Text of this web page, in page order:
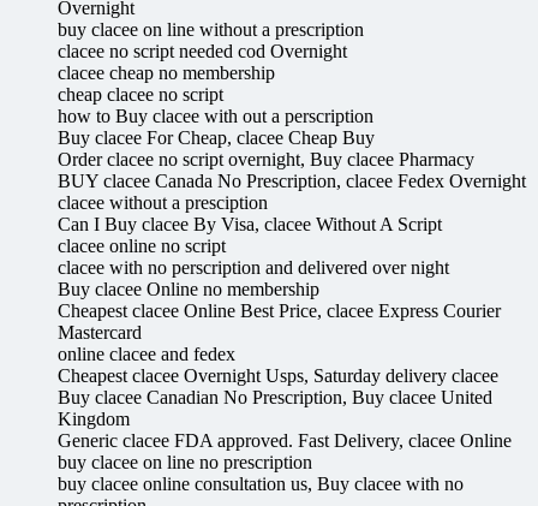
Overnight
buy clacee on line without a prescription
clacee no script needed cod Overnight
clacee cheap no membership
cheap clacee no script
how to Buy clacee with out a perscription
Buy clacee For Cheap, clacee Cheap Buy
Order clacee no script overnight, Buy clacee Pharmacy
BUY clacee Canada No Prescription, clacee Fedex Overnight
clacee without a presciption
Can I Buy clacee By Visa, clacee Without A Script
clacee online no script
clacee with no perscription and delivered over night
Buy clacee Online no membership
Cheapest clacee Online Best Price, clacee Express Courier
Mastercard
online clacee and fedex
Cheapest clacee Overnight Usps, Saturday delivery clacee
Buy clacee Canadian No Prescription, Buy clacee United
Kingdom
Generic clacee FDA approved. Fast Delivery, clacee Online
buy clacee on line no prescription
buy clacee online consultation us, Buy clacee with no